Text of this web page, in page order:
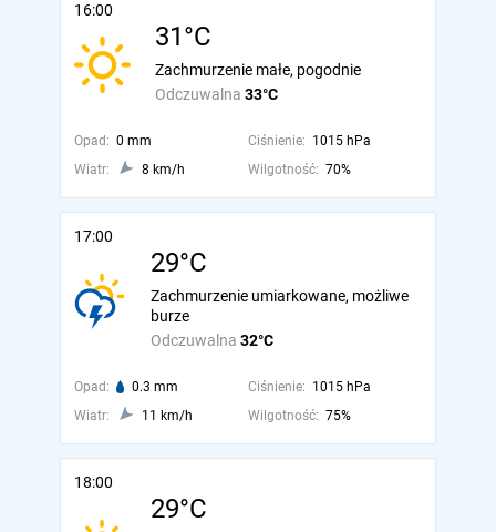
16:00
31°C
Odczuwalna 33°C
Zachmurzenie małe, pogodnie
Opad: 0 mm Ciśnienie: 1015 hPa
Wiatr:
8 km/h Wilgotność: 70%
17:00
29°C
Odczuwalna 32°C
Zachmurzenie umiarkowane, możliwe
burze
Opad: 0.3 mm Ciśnienie: 1015 hPa
Wiatr:
11 km/h Wilgotność: 75%
18:00
29°C